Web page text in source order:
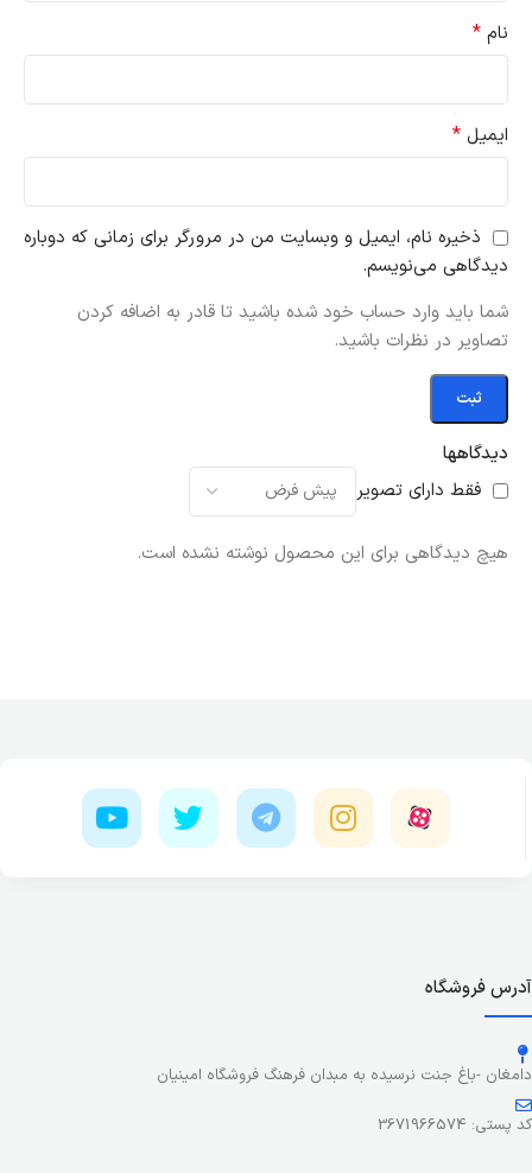
دیدگاهها
فقط دارای تصویر
هیچ دیدگاهی برای این محصول نوشته نشده است.
نام *
ایمیل *
ذخیره نام، ایمیل و وبسایت من در مرورگر برای زمانی که دوباره
دیدگاهی می‌نویسم.
شما باید وارد حساب خود شده باشید تا قادر به اضافه کردن
تصاویر در نظرات باشید.
آدرس فروشگاه
دامغان -باغ جنت نرسیده به مبدان فرهنگ فروشگاه امینیان
کد پستی: 3671966574